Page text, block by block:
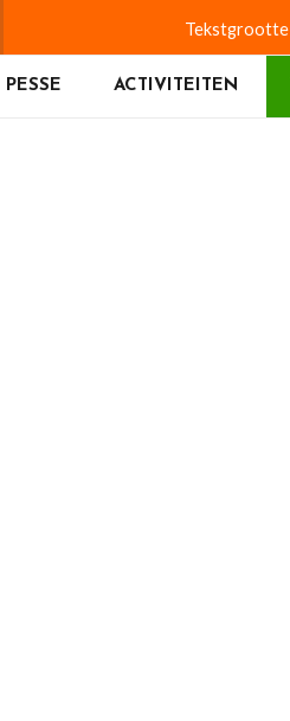
Tekstgrootte
ACTIVITEITEN